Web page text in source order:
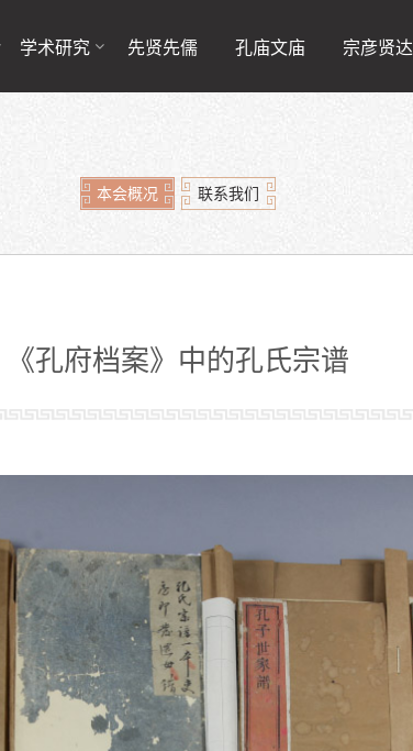
学术研究 先贤先儒 孔庙文庙 宗彦贤达
本会概况 联系我们
《孔府档案》中的孔氏宗谱